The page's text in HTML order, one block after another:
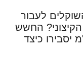
לעבור
החשש
כיצד